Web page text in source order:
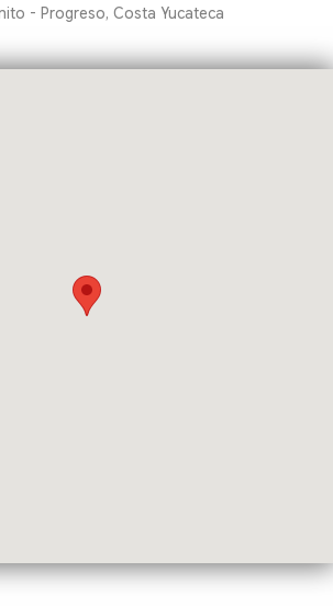
- Progreso, Costa Yucateca